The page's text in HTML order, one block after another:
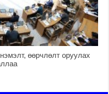
өөрчлөлт оруулах